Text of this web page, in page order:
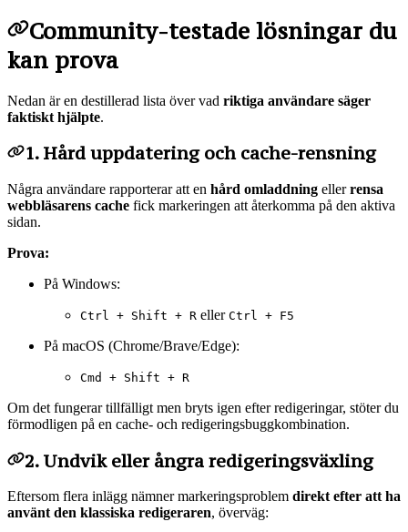
Community-testade lösningar du
kan prova
Nedan är en destillerad lista över vad riktiga användare säger
faktiskt hjälpte.
1. Hård uppdatering och cache-rensning
Några användare rapporterar att en hård omladdning ellerrensa
webbläsarens cache fick markeringen att återkomma på den aktiva
sidan.
Prova:
På Windows:
Ctrl + Shift + R eller Ctrl + F5
På macOS (Chrome/Brave/Edge):
Cmd + Shift + R
Om det fungerar tillfälligt men bryts igen efter redigeringar, stöter du
förmodligen på en cache- och redigeringsbuggkombination.
2. Undvik eller ångra redigeringsväxling
Eftersom flera inlägg nämner markeringsproblem direkt efter att ha
använt den klassiska redigeraren, överväg: